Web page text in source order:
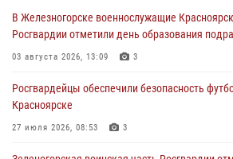
В Красноярске сотрудники вневедомственной
задержали подозреваемого в серии краж из
04 августа 2026, 09:57
Сотрудники Росгвардии обеспечили
время проведения экстремального заплыва в
04 августа 2026, 08:36
В Железногорске военнослужащие
Росгвардии отметили день образования
03 августа 2026, 13:09 3
Росгвардейцы обеспечили безопасность
Красноярске
27 июля 2026, 08:53 3